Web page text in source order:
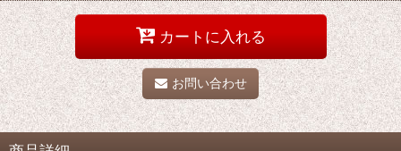
カートに入れる
お問い合わせ